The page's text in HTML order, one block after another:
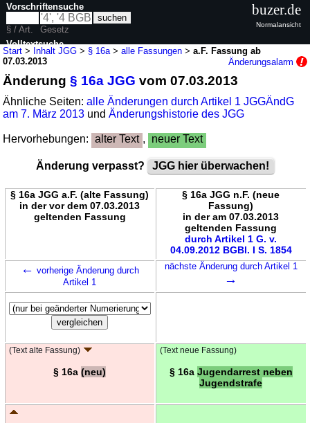
Start > Inhalt JGG > § 16a >alle Fassungen >a.F. Fassung ab
07.03.2013
Änderungsalarm
Änderung§ 16a JGG vom 07.03.2013
Ähnliche Seiten:alle Änderungen durch Artikel 1 JGGÄndG
am 7. März 2013 undÄnderungshistorie des JGG
Hervorhebungen: alter Text , neuer Text
Änderung verpasst? JGG hier überwachen!
§ 16a JGG a.F. (alte Fassung)
in der vor dem 07.03.2013
geltenden Fassung
§ 16a JGG n.F. (neue
Fassung)
in der am 07.03.2013
geltenden Fassung
durch Artikel 1 G. v.
04.09.2012 BGBl. I S. 1854
← vorherige Änderung durch
Artikel 1
nächste Änderung durch Artikel 1
→
(Text alte Fassung)
§ 16a (neu)
(Text neue Fassung)
§ 16a Jugendarrest neben
Jugendstrafe
Vorschriftensuche
§ / Art.
Gesetz
Volltextsuche
buzer.de
Normalansicht